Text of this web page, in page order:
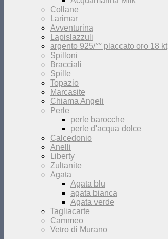
Collane
Larimar
Avventurina
Lapislazzuli
argento 925/°° placcato oro 18 kt
Spilloni
Bracciali
Spille
Topazio
Marcasite
Chiama Angeli
Perle
perle barocche
perle d'acqua dolce
Calcedonio
Anelli
Liberty
Zultanite
Agata
Agata blu
agata bianca
Agata verde
Tagliacarte
Cammeo
Vetro di Murano